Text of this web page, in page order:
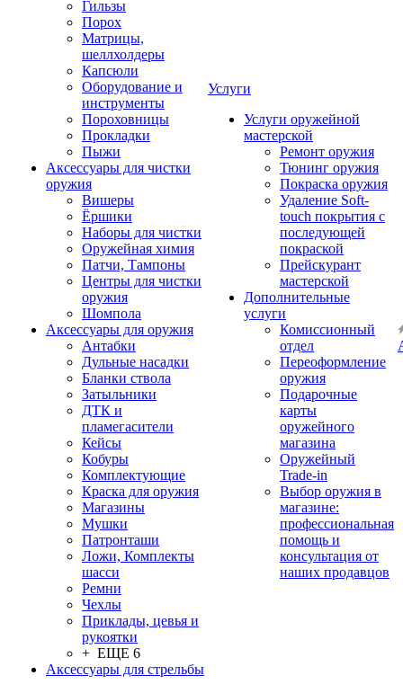
Гильзы
Порох
Матрицы,
шеллхолдеры
Капсюли
Оборудование и
инструменты
Пороховницы
Прокладки
Пыжи
Аксессуары для чистки
оружия
Вишеры
Ёршики
Наборы для чистки
Оружейная химия
Патчи, Тампоны
Центры для чистки
оружия
Шомпола
Аксессуары для оружия
Антабки
Дульные насадки
Бланки ствола
Затыльники
ДТК и
пламегасители
Кейсы
Кобуры
Комплектующие
Краска для оружия
Магазины
Мушки
Патронташи
Ложи, Комплекты
шасси
Ремни
Чехлы
Приклады, цевья и
рукоятки
+ ЕЩЕ 6
Аксессуары для стрельбы
Услуги
Услуги оружейной
мастерской
Ремонт оружия
Тюнинг оружия
Покраска оружия
Удаление Soft-
touch покрытия с
последующей
покраской
Прейскурант
мастерской
Дополнительные
услуги
Комиссионный
отдел
Переоформление
оружия
Подарочные
карты
оружейного
магазина
Оружейный
Trade-in
Выбор оружия в
магазине:
профессиональная
помощь и
консультация от
наших продавцов